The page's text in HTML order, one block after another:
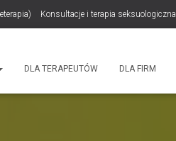
Konsultacje i terapia seksuologiczna
DLA TERAPEUTÓW DLA FIRM